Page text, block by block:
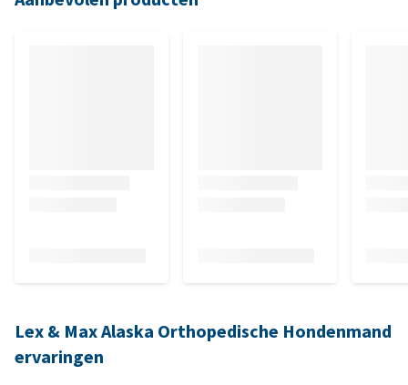
Lex & Max Alaska Orthopedische Hondenmand
ervaringen